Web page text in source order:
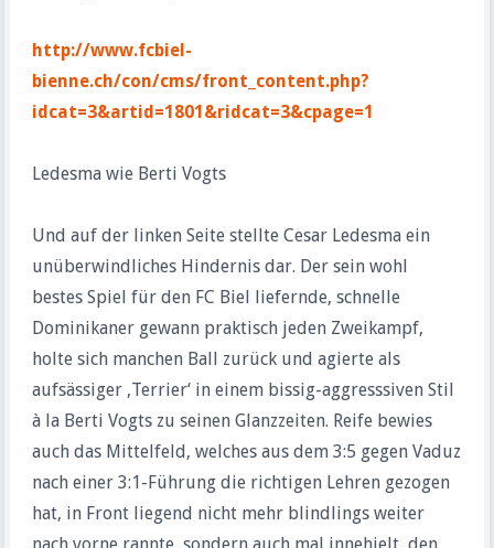
http://www.fcbiel-
bienne.ch/con/cms/front_content.php?
idcat=3&artid=1801&ridcat=3&cpage=1
Ledesma wie Berti Vogts
Und auf der linken Seite stellte Cesar Ledesma ein
unüberwindliches Hindernis dar. Der sein wohl
bestes Spiel für den FC Biel liefernde, schnelle
Dominikaner gewann praktisch jeden Zweikampf,
holte sich manchen Ball zurück und agierte als
aufsässiger ‚Terrier‘ in einem bissig-aggresssiven Stil
à la Berti Vogts zu seinen Glanzzeiten. Reife bewies
auch das Mittelfeld, welches aus dem 3:5 gegen Vaduz
nach einer 3:1-Führung die richtigen Lehren gezogen
hat, in Front liegend nicht mehr blindlings weiter